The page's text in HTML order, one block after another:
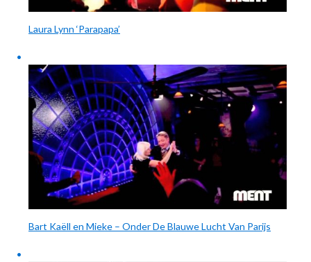
Laura Lynn ‘Parapapa’
Bart Kaëll en Mieke – Onder De Blauwe Lucht Van Parijs